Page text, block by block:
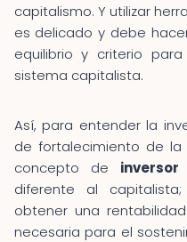
capitalismo. Y utilizar
es delicado y debe
equilibrio y criterio
sistema capitalista.
Así, para entender la
de fortalecimiento de la
concepto de inversor
diferente al
obtener una
necesaria para el